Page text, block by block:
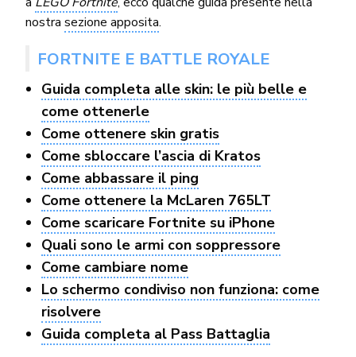
nostra sezione apposita.
FORTNITE E BATTLE ROYALE
Guida completa alle skin: le più belle e
come ottenerle
Come ottenere skin gratis
Come sbloccare l’ascia di Kratos
Come abbassare il ping
Come ottenere la McLaren 765LT
Come scaricare Fortnite su iPhone
Quali sono le armi con soppressore
Come cambiare nome
Lo schermo condiviso non funziona: come
risolvere
Guida completa al Pass Battaglia